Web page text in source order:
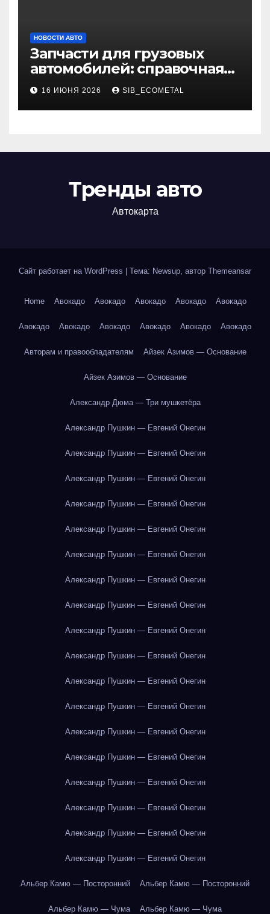
НОВОСТИ АВТО
Запчасти для грузовых
автомобилей: справочная
база по корейским и
японским моделям
16 ИЮНЯ 2026 SIB_ECOMETAL
Тренды авто
Автокарта
Сайт работает на WordPress Тема: Newsup, автор Themeansar
Home Авокадо Авокадо Авокадо Авокадо Авокадо
Авокадо Авокадо Авокадо Авокадо Авокадо Авокадо
Авторам и правообладателям Айзек Азимов — Основание
Айзек Азимов — Основание
Александр Дюма — Три мушкетёра
Александр Пушкин — Евгений Онегин
Александр Пушкин — Евгений Онегин
Александр Пушкин — Евгений Онегин
Александр Пушкин — Евгений Онегин
Александр Пушкин — Евгений Онегин
Александр Пушкин — Евгений Онегин
Александр Пушкин — Евгений Онегин
Александр Пушкин — Евгений Онегин
Александр Пушкин — Евгений Онегин
Александр Пушкин — Евгений Онегин
Александр Пушкин — Евгений Онегин
Александр Пушкин — Евгений Онегин
Александр Пушкин — Евгений Онегин
Александр Пушкин — Евгений Онегин
Александр Пушкин — Евгений Онегин
Александр Пушкин — Евгений Онегин
Александр Пушкин — Евгений Онегин
Александр Пушкин — Евгений Онегин
Альбер Камю — Посторонний Альбер Камю — Посторонний
Альбер Камю — Чума Альбер Камю — Чума